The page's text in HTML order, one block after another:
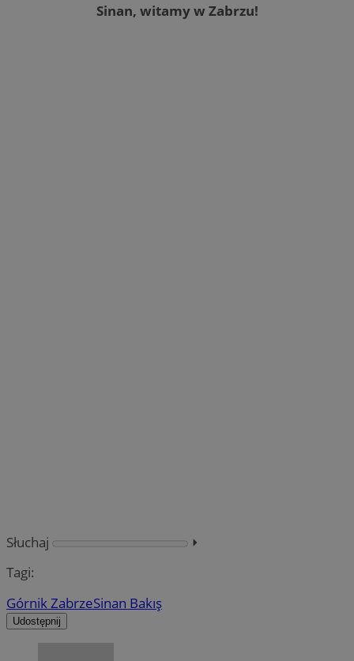
Sinan, witamy w Zabrzu!
Słuchaj
⏵︎
Tagi:
Górnik ZabrzeSinan Bakış
Udostępnij